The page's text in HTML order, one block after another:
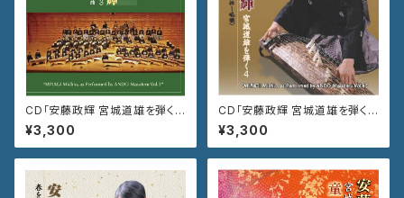
CD「安藤政輝 宮城道雄を弾く
３ 道灌〜壱越調箏協奏曲」VZ
CG-768
¥3,300
CD「安藤政輝 宮城道雄を弾く4
箏手付集 尾上の松〜吼噦」
VZCG-788
¥3,300